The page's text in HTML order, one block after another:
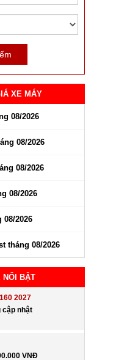
XE MÁY
08/2026
08/2026
08/2026
08/2026
08/2026
tháng 08/2026
NỔI BẬT
2027
cập nhật
VNĐ